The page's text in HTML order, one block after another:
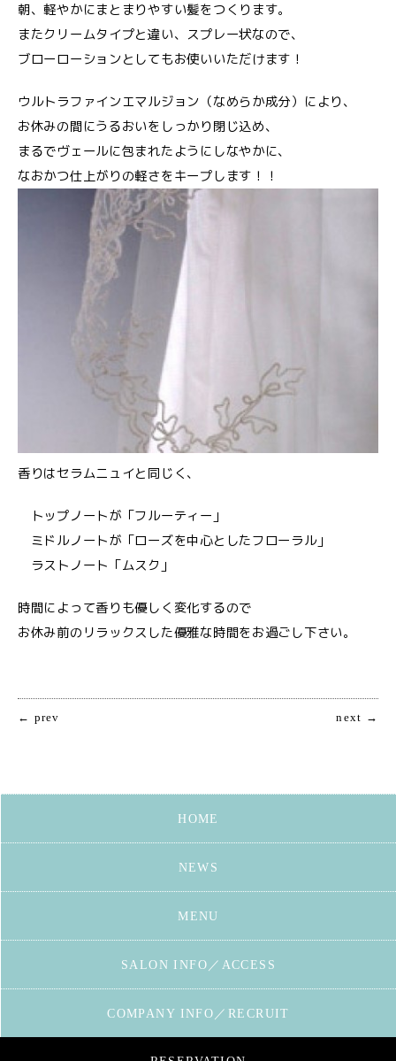
朝、軽やかにまとまりやすい髪をつくります。
またクリームタイプと違い、スプレー状なので、
ブローローションとしてもお使いいただけます！
ウルトラファインエマルジョン（なめらか成分）により、
お休みの間にうるおいをしっかり閉じ込め、
まるでヴェールに包まれたようにしなやかに、
なおかつ仕上がりの軽さをキープします！！
香りはセラムニュイと同じく、
トップノートが「フルーティー」
ミドルノートが「ローズを中心としたフローラル」
ラストノート「ムスク」
時間によって香りも優しく変化するので
お休み前のリラックスした優雅な時間をお過ごし下さい。
← prev next →
HOME
NEWS
MENU
SALON INFO／ACCESS
COMPANY INFO／RECRUIT